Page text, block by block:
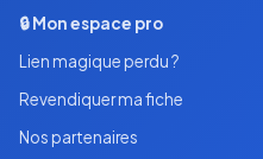
🔒 Mon espace pro
Lien magique perdu ?
Revendiquer ma fiche
Nos partenaires